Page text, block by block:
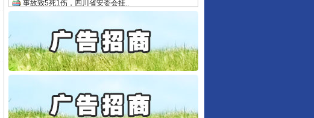
近期涉私家车群死群伤事故多发..
一纸欠条伤亲情 巡回调解促和..
26万保费，离婚时为何要分走一..
杨天誉，不得录用为公务员
传销头目出狱后办书院暴力管教..
四川省公安厅征集新型黑恶违法..